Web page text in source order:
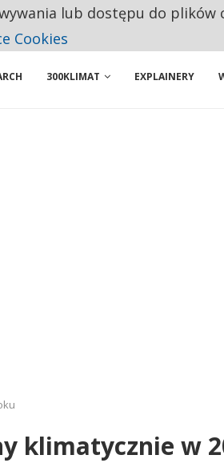
300KLIMAT EXPLAINERY
klimatycznie w
lub dostępu do plików
Cookies